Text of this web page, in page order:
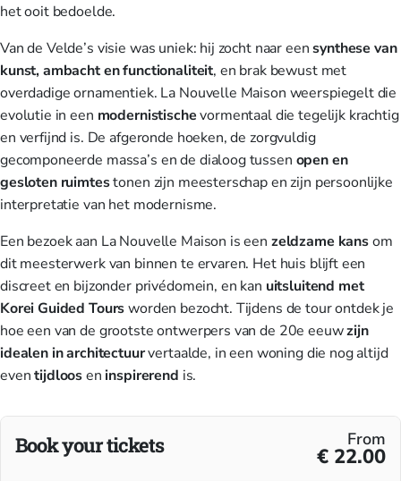
het ooit bedoelde.
Van de Velde’s visie was uniek: hij zocht naar eensynthese van
kunst, ambacht en functionaliteit, en brak bewust met
overdadige ornamentiek. La Nouvelle Maison weerspiegelt die
evolutie in een modernistischevormentaal die tegelijk krachtig
en verfijnd is. De afgeronde hoeken, de zorgvuldig
gecomponeerde massa’s en de dialoog tussen open en
gesloten ruimtestonen zijn meesterschap en zijn persoonlijke
interpretatie van het modernisme.
Een bezoek aan La Nouvelle Maison is een zeldzame kansom
dit meesterwerk van binnen te ervaren. Het huis blijft een
discreet en bijzonder privédomein, en kan uitsluitend met
Korei Guided Toursworden bezocht. Tijdens de tour ontdek je
hoe een van de grootste ontwerpers van de 20e eeuwzijn
idealen in architectuurvertaalde, in een woning die nog altijd
eventijdloosen inspirerend is.
Book your tickets From
€ 22.00